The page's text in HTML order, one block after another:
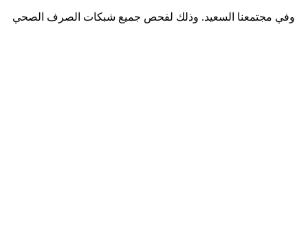
وفي مجتمعنا السعيد. وذلك لفحص جميع شبكات الصرف الصحي